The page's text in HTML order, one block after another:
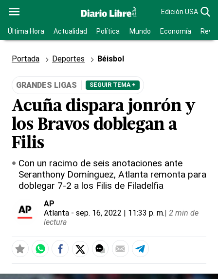
Edición USA
Última Hora Actualidad Política Mundo Economía
Portada Deportes Béisbol
GRANDES LIGAS SEGUIR TEMA +
Acuña dispara jonrón y
los Bravos doblegan a
Filis
Con un racimo de seis anotaciones ante
Seranthony Domínguez, Atlanta remonta para
doblegar 7-2 a los Filis de Filadelfia
AP
Atlanta - sep. 16, 2022 | 11:33 p. m.| 2 min de
lectura